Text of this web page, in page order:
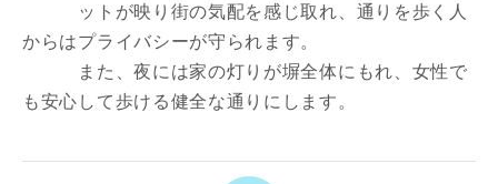
ットが映り街の気配を感じ取れ、通りを歩く人
からはプライバシーが守られます。
また、夜には家の灯りが塀全体にもれ、女性で
も安心して歩ける健全な通りにします。